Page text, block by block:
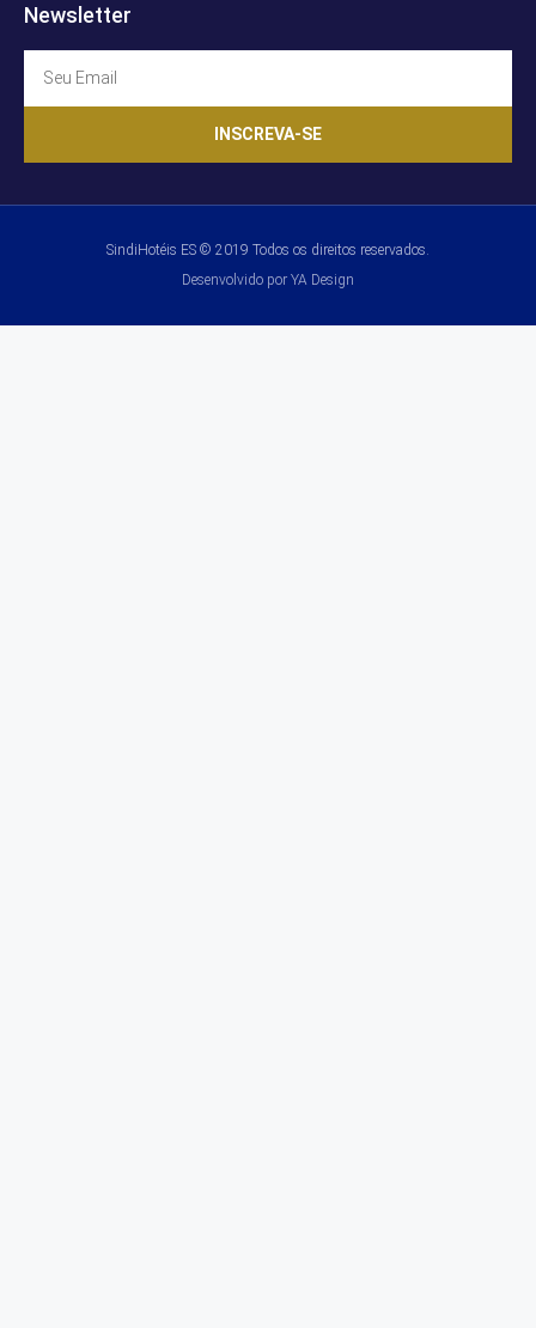
Newsletter
INSCREVA-SE
SindiHotéis ES © 2019 Todos os direitos reservados.
Desenvolvido por YA Design